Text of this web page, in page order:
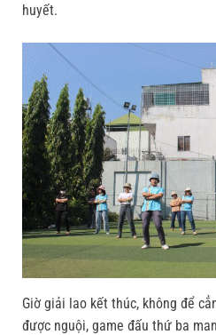
huyết.
Giờ giải lao kết thúc, không để
được nguội, game đấu thứ ba